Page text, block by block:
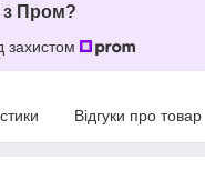
з Пром?
захистом
Відгуки про товар